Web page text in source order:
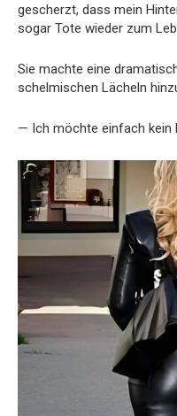
gescherzt, dass mein
sogar Tote wieder zum
Sie machte eine
schelmischen Lächeln
— Ich möchte einfach kein